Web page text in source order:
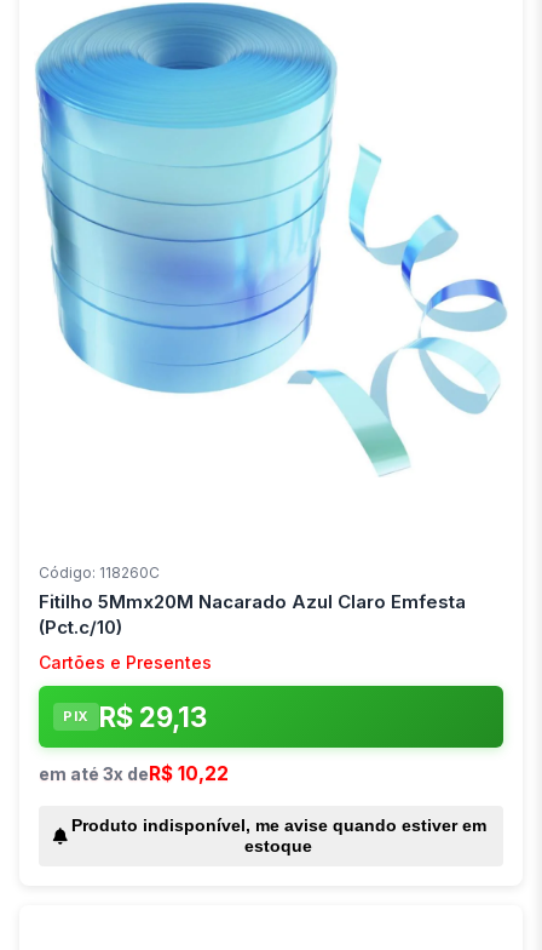
Código: 118260C
Fitilho 5Mmx20M Nacarado Azul Claro Emfesta
(Pct.c/10)
Cartões e Presentes
PIX R$ 29,13
em até 3x deR$ 10,22
Produto indisponível, me avise quando estiver em
estoque